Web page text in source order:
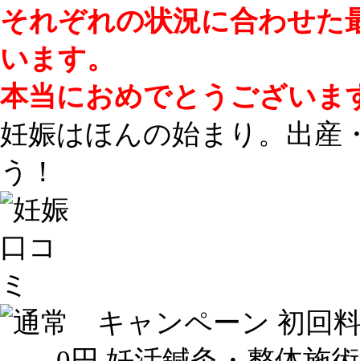
それぞれの状況に合わせた
います。
本当におめでとうございま
妊娠はほんの始まり。出産
う！